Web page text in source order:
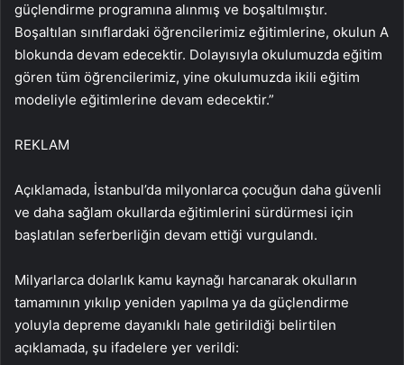
güçlendirme programına alınmış ve boşaltılmıştır.
Boşaltılan sınıflardaki öğrencilerimiz eğitimlerine, okulun A
blokunda devam edecektir. Dolayısıyla okulumuzda eğitim
gören tüm öğrencilerimiz, yine okulumuzda ikili eğitim
modeliyle eğitimlerine devam edecektir.”
REKLAM
Açıklamada, İstanbul’da milyonlarca çocuğun daha güvenli
ve daha sağlam okullarda eğitimlerini sürdürmesi için
başlatılan seferberliğin devam ettiği vurgulandı.
Milyarlarca dolarlık kamu kaynağı harcanarak okulların
tamamının yıkılıp yeniden yapılma ya da güçlendirme
yoluyla depreme dayanıklı hale getirildiği belirtilen
açıklamada, şu ifadelere yer verildi: